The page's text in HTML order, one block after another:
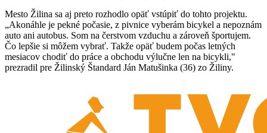
Mesto Žilina sa aj preto rozhodlo opäť vstúpiť do tohto projektu.
„Akonáhle je pekné počasie, z pivnice vyberám bicykel a nepoznám
auto ani autobus. Som na čerstvom vzduchu a zároveň športujem.
Čo lepšie si môžem vybrať. Takže opäť budem počas letných
mesiacov chodiť do práce a obchodu výlučne len na bicykli,"
prezradil pre Žilinský Štandard Ján Matušinka (36) zo Žiliny.